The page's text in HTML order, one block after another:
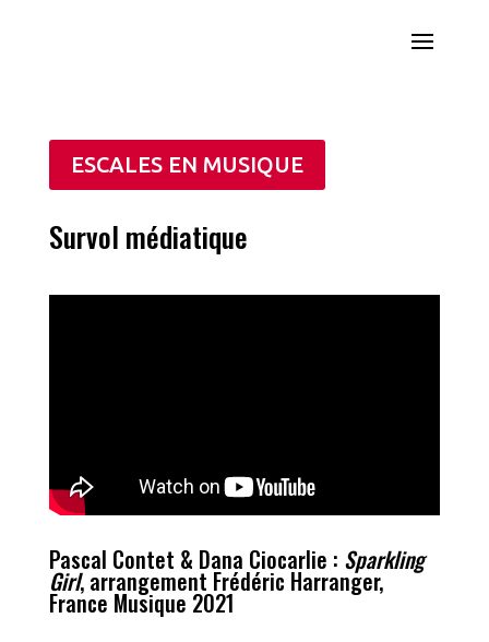
ESCALES EN MUSIQUE
Survol médiatique
Pascal Contet & Dana Ciocarlie : Sparkling
Girl, arrangement Frédéric Harranger,
France Musique 2021